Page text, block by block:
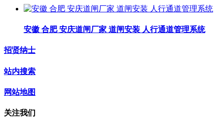
安徽 合肥 安庆道闸厂家 道闸安装 人行通道管理系统
招贤纳士
站内搜索
网站地图
关注我们